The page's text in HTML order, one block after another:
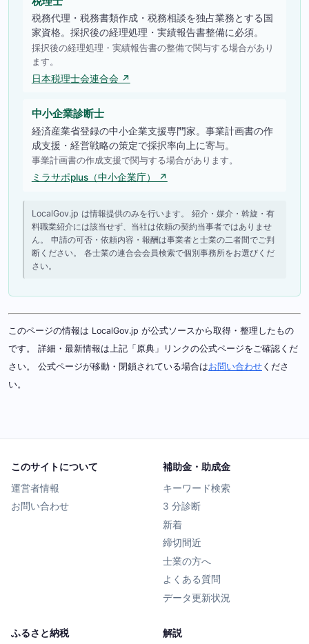
税務代理・税務書類作成・税務相談を独占業務とする国
家資格。採択後の経理処理・実績報告書整備に必須。
採択後の経理処理・実績報告書の整備で関与する場合があり
ます。
日本税理士会連合会 ↗
中小企業診断士
経済産業省登録の中小企業支援専門家。事業計画書の作
成支援・経営戦略の策定で採択率向上に寄与。
事業計画書の作成支援で関与する場合があります。
ミラサポplus（中小企業庁） ↗
LocalGov.jp は情報提供のみを行います。 紹介・媒介・斡旋・有
料職業紹介には該当せず、当社は依頼の契約当事者ではありませ
ん。 申請の可否・依頼内容・報酬は事業者と士業の二者間でご判
断ください。 各士業の連合会会員検索で個別事務所をお選びくだ
さい。
このページの情報は LocalGov.jp が公式ソースから取得・整理したもの
です。 詳細・最新情報は上記「原典」リンクの公式ページをご確認くだ
さい。 公式ページが移動・閉鎖されている場合はお問い合わせ くださ
い。
このサイトについて
運営者情報
お問い合わせ
補助金・助成金
キーワード検索
3 分診断
新着
締切間近
士業の方へ
よくある質問
データ更新状況
ふるさと納税 解説